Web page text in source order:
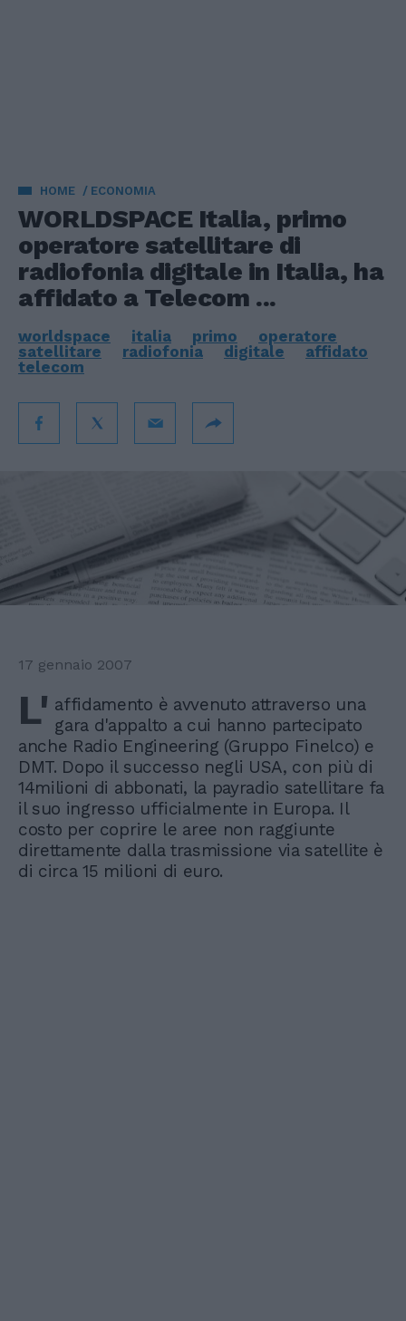
HOME ECONOMIA
WORLDSPACE Italia, primo
operatore satellitare di
radiofonia digitale in Italia, ha
affidato a Telecom ...
worldspace italia primo
operatore
satellitare
radiofonia digitale
affidato
telecom
17 gennaio 2007
L' affidamento è avvenuto attraverso una
gara d'appalto a cui hanno partecipato
anche Radio Engineering (Gruppo Finelco) e
DMT. Dopo il successo negli USA, con più di
14milioni di abbonati, la payradio satellitare fa
il suo ingresso ufficialmente in Europa. Il
costo per coprire le aree non raggiunte
direttamente dalla trasmissione via satellite è
di circa 15 milioni di euro.